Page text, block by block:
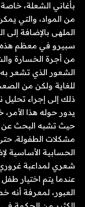
بأغاني الشعلة، خاصة
من المواد، والتي
الملهى بالإضافة إلى
سبيرو في معظم هذه
من أجرة الخسارة
الشعور الذي تشعر
للغاية ولكن من
ذلك إلى إجراء
يدور حوله هذا
حيث تشبه البحث
مشكلات الطفولة.
الحسابية
شعري لمداعبة
عندما يتم اختيار
العبور، لمعرفة أنه